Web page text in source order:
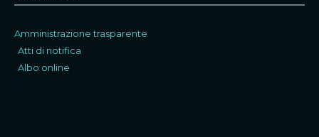
Amministrazione trasparente
Atti di notifica
Albo online